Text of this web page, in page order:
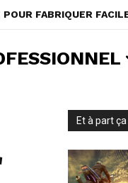
POUR FABRIQUER
Et à part ça